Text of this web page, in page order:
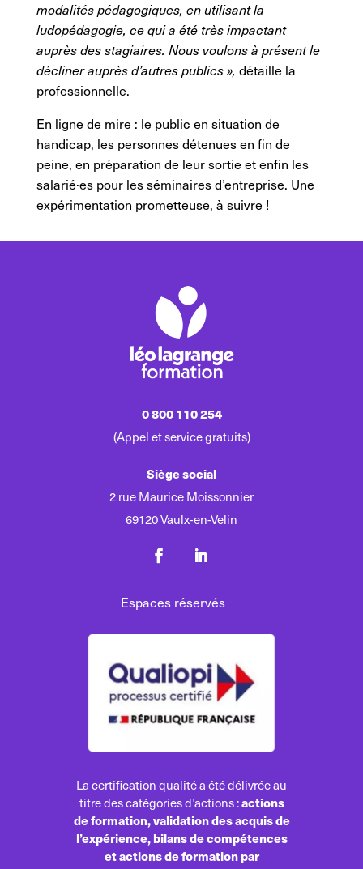
modalités pédagogiques, en utilisant la
ludopédagogie, ce qui a été très impactant
auprès des stagiaires. Nous voulons à présent le
décliner auprès d’autres publics », détaille la
professionnelle.
En ligne de mire : le public en situation de
handicap, les personnes détenues en fin de
peine, en préparation de leur sortie et enfin les
salarié·es pour les séminaires d’entreprise. Une
expérimentation prometteuse, à suivre !
La certification qualité a été délivrée au
titre des catégories d’actions :actions
de formation, validation des acquis de
l’expérience, bilans de compétences
et actions de formation par
0 800 110 254
(Appel et service gratuits)
Siège social
2 rue Maurice Moissonnier
69120 Vaulx-en-Velin
Espaces réservés